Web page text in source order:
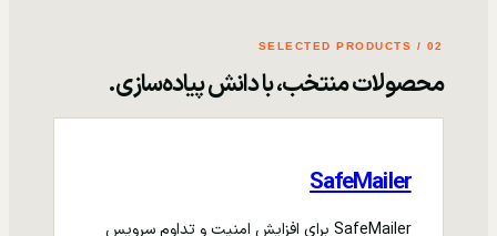
02 / SELECTED PRODUCTS
محصولات منتخب، با دانش پیاده‌سازی.
SafeMailer
SafeMailer برای افزایش امنیت و تداوم سرویس